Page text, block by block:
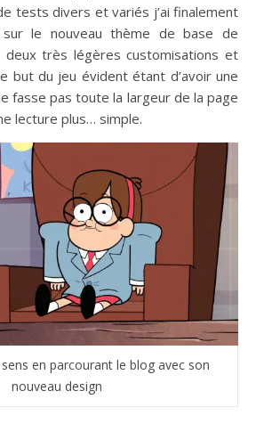
tests divers et variés j’ai finalement
le nouveau thème de base de
deux très légères customisations et
but du jeu évident étant d’avoir une
fasse pas toute la largeur de la page
lecture plus… simple.
en parcourant le blog avec son
nouveau design